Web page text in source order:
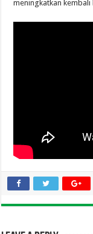
meningkatkan kembali